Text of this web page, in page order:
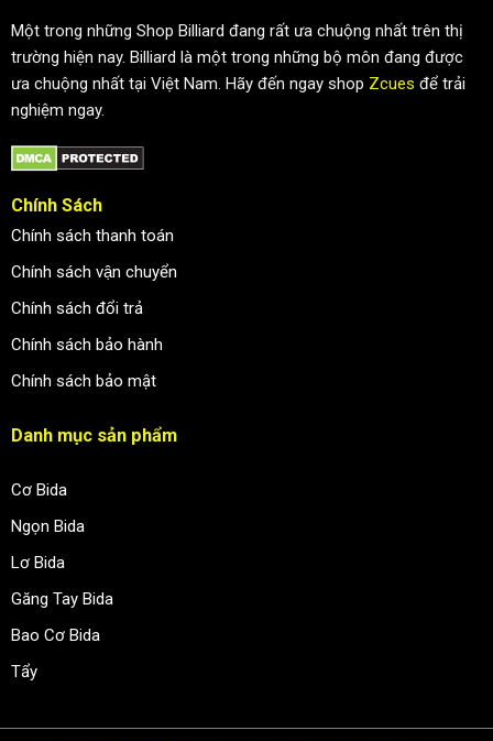
Một trong những Shop Billiard đang rất ưa chuộng nhất trên thị
trường hiện nay. Billiard là một trong những bộ môn đang được
ưa chuộng nhất tại Việt Nam. Hãy đến ngay shop Zcues để trải
nghiệm ngay.
Chính Sách
Chính sách thanh toán
Chính sách vận chuyển
Chính sách đổi trả
Chính sách bảo hành
Chính sách bảo mật
Danh mục sản phẩm
Cơ Bida
Ngọn Bida
Lơ Bida
Găng Tay Bida
Bao Cơ Bida
Tẩy